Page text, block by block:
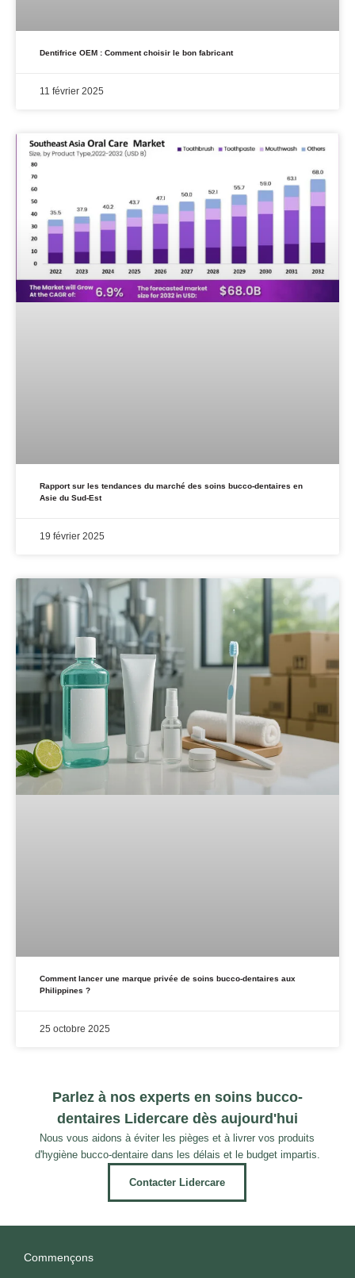
Dentifrice OEM : Comment choisir le bon fabricant
11 février 2025
Rapport sur les tendances du marché des soins bucco-dentaires en
Asie du Sud-Est
19 février 2025
Comment lancer une marque privée de soins bucco-dentaires aux
Philippines ?
25 octobre 2025
Parlez à nos experts en soins bucco-
dentaires Lidercare dès aujourd'hui
Nous vous aidons à éviter les pièges et à livrer vos produits
d'hygiène bucco-dentaire dans les délais et le budget impartis.
Contacter Lidercare
Commençons